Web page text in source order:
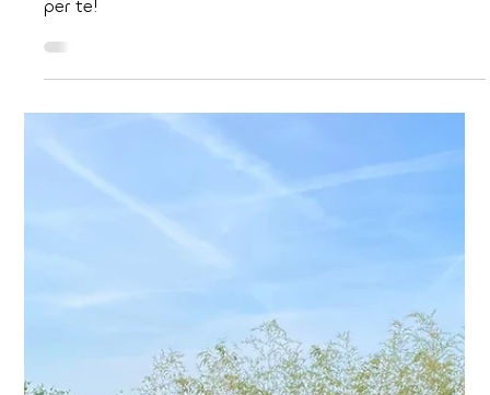
Denti fissi anche senza osso? Scopri le tecniche
avanzate di implantologia per riavere il sorriso in